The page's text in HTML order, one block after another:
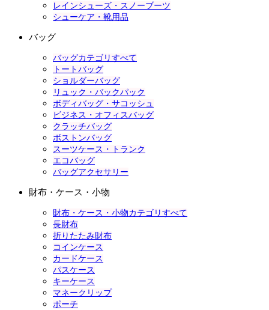
レインシューズ・スノーブーツ
シューケア・靴用品
バッグ
バッグカテゴリすべて
トートバッグ
ショルダーバッグ
リュック・バックパック
ボディバッグ・サコッシュ
ビジネス・オフィスバッグ
クラッチバッグ
ボストンバッグ
スーツケース・トランク
エコバッグ
バッグアクセサリー
財布・ケース・小物
財布・ケース・小物カテゴリすべて
長財布
折りたたみ財布
コインケース
カードケース
パスケース
キーケース
マネークリップ
ポーチ